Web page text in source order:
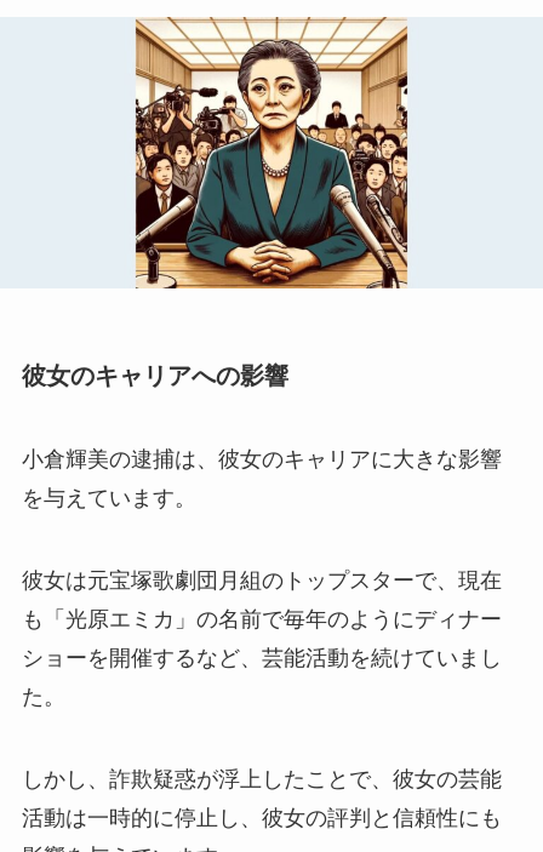
彼女のキャリアへの影響
小倉輝美の逮捕は、彼女のキャリアに大きな影響
を与えています。
彼女は元宝塚歌劇団月組のトップスターで、現在
も「光原エミカ」の名前で毎年のようにディナー
ショーを開催するなど、芸能活動を続けていまし
た。
しかし、詐欺疑惑が浮上したことで、彼女の芸能
活動は一時的に停止し、彼女の評判と信頼性にも